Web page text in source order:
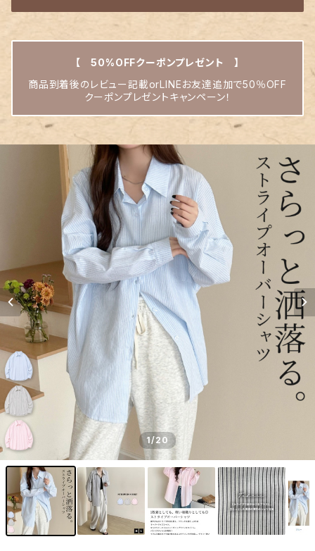
【 50%OFFクーポンプレゼント 】
商品到着後のレビュー記載orLINEお友達追加で50％OFF
クーポンプレゼントキャンペーン！
1/20